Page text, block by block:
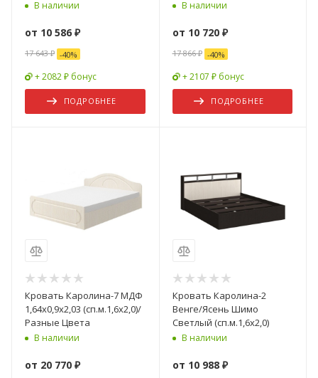
ммВ наличии
от 10 586 ₽
17 643 ₽ -40%
+ 2082 ₽ бонус
ПОДРОБНЕЕ
x 2000 мм
В наличии
от 10 720 ₽
17 866 ₽ -40%
+ 2107 ₽ бонус
ПОДРОБНЕЕ
Кровать Каролина-7 МДФ
1,64х0,9х2,03 (сп.м.1,6х2,0)/
Разные Цвета
В наличии
от 20 770 ₽
Кровать Каролина-2
Венге/Ясень Шимо
Светлый (сп.м.1,6х2,0)
В наличии
от 10 988 ₽